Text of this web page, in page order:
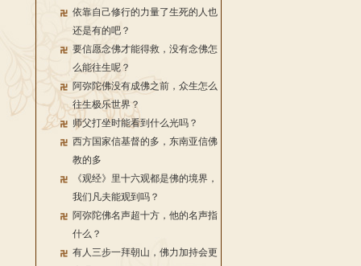
依靠自己修行的力量了生死的人也
还是有的吧？
要信愿念佛才能得救，没有念佛怎
么能往生呢？
阿弥陀佛没有成佛之前，众生怎么
往生极乐世界？
师父打坐时能看到什么光吗？
西方国家信基督的多，东南亚信佛
教的多
《观经》里十六观都是佛的境界，
我们凡夫能观到吗？
阿弥陀佛名声超十方，他的名声指
什么？
有人三步一拜朝山，佛力加持会更